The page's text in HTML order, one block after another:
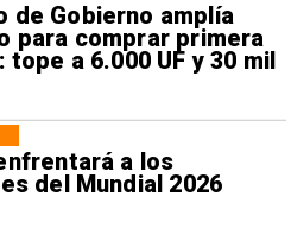
de Gobierno amplía
para comprar primera
tope a 6.000 UF y 30 mil
a los
del Mundial 2026